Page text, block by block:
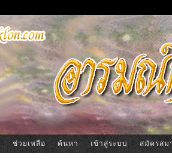
ช่วยเหลือ ค้นหา เข้าสู่ระบบ สมัครสม